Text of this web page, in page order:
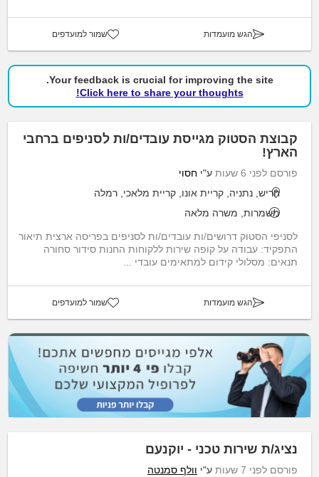
הגש מועמדות שמור למועדפים
Your feedback is crucial for improving the site.
Click here to share your thoughts!
קבוצת הסטוק מגייסת עובדים/ות לסניפים ברחבי
הארץ!
פורסם לפני 6 שעות ע"י חסוי
חריש, נתניה, קריית אונו, קריית מלאכי, רמלה
משמרות, משרה מלאה
לסניפי הסטוק דרושים/ות עובדים/ות לסניפים בפריסה ארצית תיאור
התפקיד: עבודה על קופה שירות ללקוחות החנות סידור סחורה
תנאים: מסלולי קידום למתאימים עובדי ...
הגש מועמדות שמור למועדפים
נציג/ת שירות טכני - יוקנעם
פורסם לפני 7 שעות ע"י וולף סמנטה